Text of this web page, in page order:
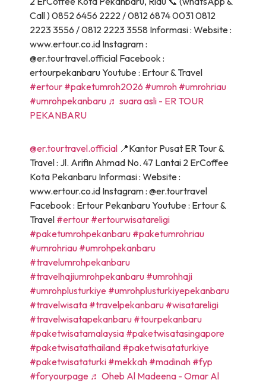
Call ) 0852 6456 2222 / 0812 6874 0031 0812
2223 3556 / 0812 2223 3558 Informasi : Website :
www.ertour.co.id Instagram :
@er.tourtravel.official Facebook :
ertourpekanbaru Youtube : Ertour & Travel
#ertour #paketumroh2026 #umroh #umrohriau
#umrohpekanbaru ♬ suara asli - ER TOUR
PEKANBARU
@er.tourtravel.official 📍Kantor Pusat ER Tour &
Travel : Jl. Arifin Ahmad No. 47 Lantai 2 ErCoffee
Kota Pekanbaru Informasi : Website :
www.ertour.co.id Instagram : @er.tourtravel
Facebook : Ertour Pekanbaru Youtube : Ertour &
Travel #ertour #ertourwisatareligi
#paketumrohpekanbaru #paketumrohriau
#umrohriau #umrohpekanbaru
#travelumrohpekanbaru
#travelhajiumrohpekanbaru #umrohhaji
#umrohplusturkiye #umrohplusturkiyepekanbaru
#travelwisata #travelpekanbaru #wisatareligi
#travelwisatapekanbaru #tourpekanbaru
#paketwisatamalaysia #paketwisatasingapore
#paketwisatathailand #paketwisataturkiye
#paketwisataturki #mekkah #madinah #fyp
#foryourpage ♬ Oheb Al Madeena - Omar Al